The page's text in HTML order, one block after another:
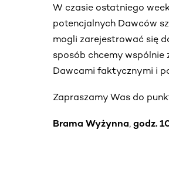
W czasie ostatniego
potencjalnych Dawców
mogli zarejestrować się
sposób chcemy wspólnie
Dawcami faktycznymi i
Zapraszamy Was do
Brama Wyżynna, godz.